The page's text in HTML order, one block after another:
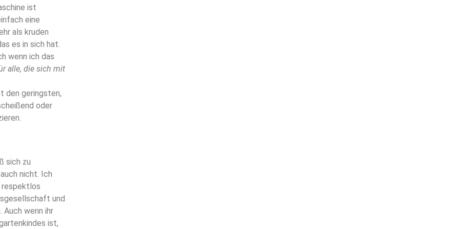
ist
eine
als kruden
es in sich hat.
wenn ich das
alle, die sich mit
den geringsten,
oder
sich zu
nicht. Ich
respektlos
und
wenn ihr
ist,